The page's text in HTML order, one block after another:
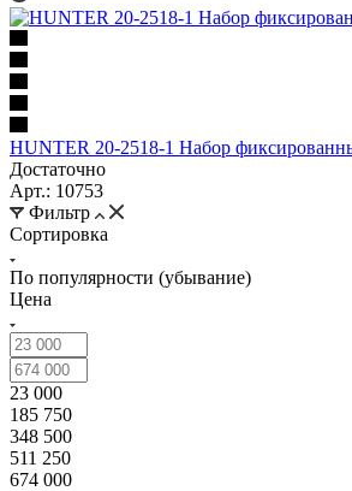
HUNTER 20-2518-1 Набор
Достаточно
Арт.: 10753
Фильтр
Сортировка
По популярности (убывание)
Цена
23 000
185 750
348 500
511 250
674 000